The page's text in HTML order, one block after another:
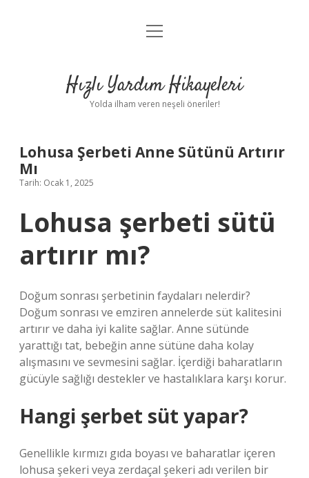
Anasayfa
Yasal Uyarı
menüyü
Hızlı Yardım Hikayeleri
Yolda ilham veren neşeli öneriler!
Lohusa Şerbeti Anne Sütünü Artırır
Mı
Tarih: Ocak 1, 2025
Lohusa şerbeti sütü
artırır mı?
Doğum sonrası şerbetinin faydaları nelerdir?
Doğum sonrası ve emziren annelerde süt kalitesini
artırır ve daha iyi kalite sağlar. Anne sütünde
yarattığı tat, bebeğin anne sütüne daha kolay
alışmasını ve sevmesini sağlar. İçerdiği baharatların
gücüyle sağlığı destekler ve hastalıklara karşı korur.
Hangi şerbet süt yapar?
Genellikle kırmızı gıda boyası ve baharatlar içeren
lohusa şekeri veya zerdaçal şekeri adı verilen bir